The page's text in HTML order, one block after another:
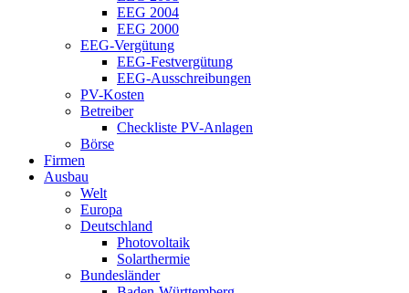
EEG 2004
EEG 2000
EEG-Vergütung
EEG-Festvergütung
EEG-Ausschreibungen
PV-Kosten
Betreiber
Checkliste PV-Anlagen
Börse
Firmen
Ausbau
Welt
Europa
Deutschland
Photovoltaik
Solarthermie
Bundesländer